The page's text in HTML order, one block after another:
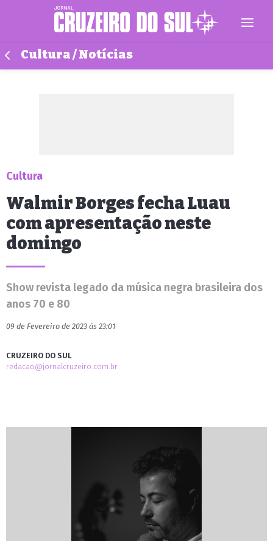
Cultura / Notícias
Cultura
Walmir Borges fecha Luau
com apresentação neste
domingo
Show revista legado da música negra brasileira dos
anos 70 e 80
09 de Fevereiro de 2023 às 23:01
CRUZEIRO DO SUL
redacao@jornalcruzeiro.com.br